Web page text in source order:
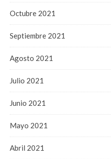
Octubre 2021
Septiembre 2021
Agosto 2021
Julio 2021
Junio 2021
Mayo 2021
Abril 2021